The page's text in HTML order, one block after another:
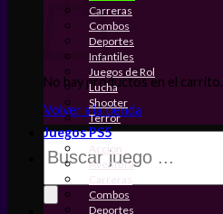
No hay productos en el carrito.
Volver a la tienda
Búsqueda
de
productos
Carreras
Combos
Deportes
Infantiles
Juegos de Rol
Lucha
Shooter
Terror
Juegos PS5
Accion
Aventura
Carreras
Combos
Deportes